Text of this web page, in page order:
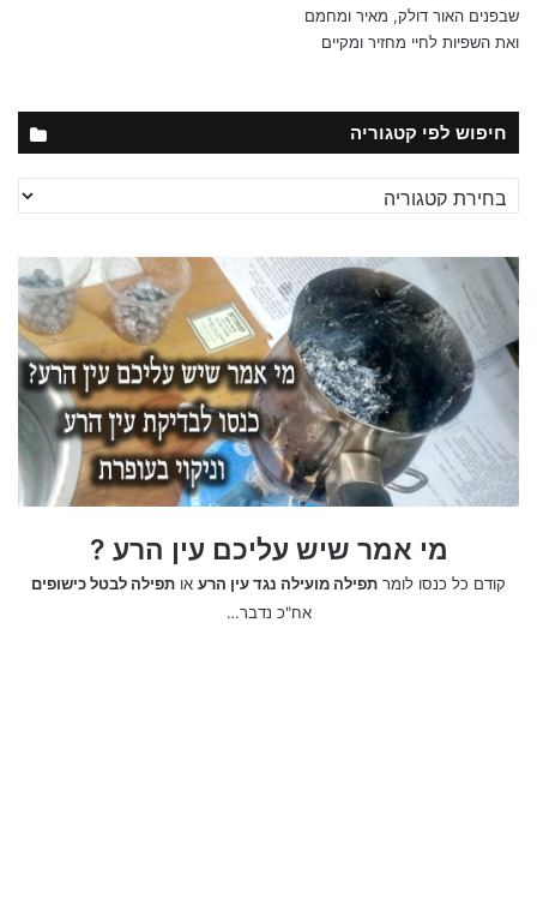
כרטיסי ברכות לחנוכה תמונות :
ברכות לחנוכה שמח באנגלית
שבפנים האור דולק, מאיר ומחמם
ואת השפיות לחיי מחזיר ומקיים
חיפוש לפי קטגוריה
חיפוש
לפי
מי אמר שיש עליכם עין הרע ?
קודם כל כנסו לומר תפילה מועילה נגד עין הרע או תפילה לבטל כישופים
אח"כ נדבר…